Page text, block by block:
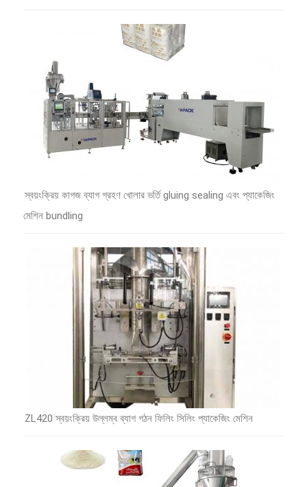
স্বয়ংক্রিয় কাগজ ব্যাগ গ্রহণ খোলার ভর্তি gluing sealing এবং প্যাকেজিং
মেশিন bundling
ZL420 স্বয়ংক্রিয় উল্লম্ব ব্যাগ গঠন ফিলিং সিলিং প্যাকেজিং মেশিন